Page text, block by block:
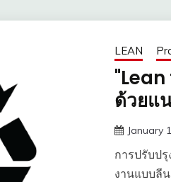
LEAN
ด้วยแ
January
การปรับป
งานแบบลี